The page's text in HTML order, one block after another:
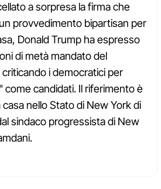
a sorpresa la firma che
provvedimento bipartisan per
Donald Trump ha espresso
di metà mandato del
i democratici per
candidati. Il riferimento è
nello Stato di New York di
sindaco progressista di New